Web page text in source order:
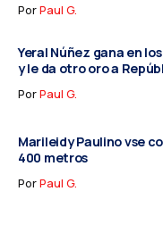
PorPaul G.
Yeral Núñez gana en
y le da otro oro a
PorPaul G.
Marileidy Paulino vse
400 metros
PorPaul G.